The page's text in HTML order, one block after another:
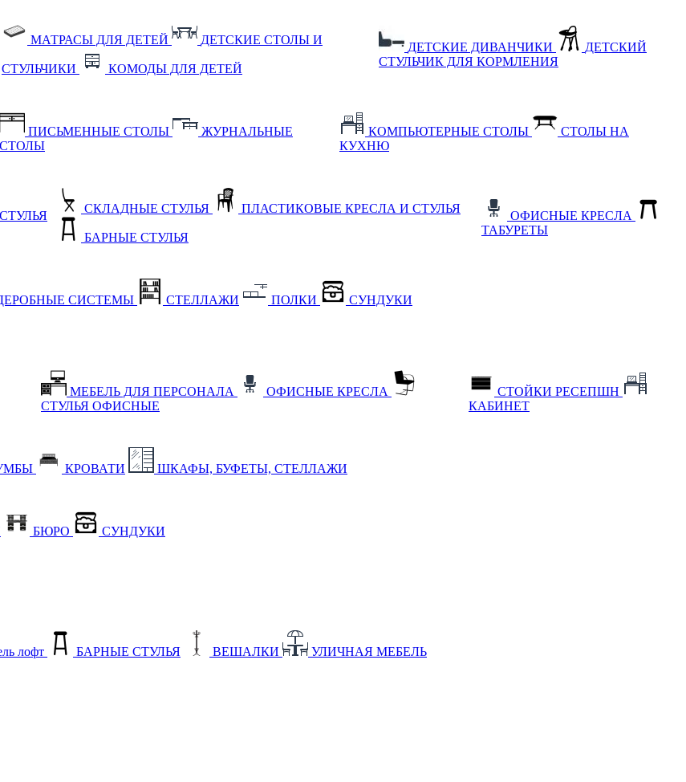
МАТРАСЫ ДЛЯ ДЕТЕЙ ДЕТСКИЕ СТОЛЫ И
СТУЛЬЧИКИ КОМОДЫ ДЛЯ ДЕТЕЙ
ДЕТСКИЕ ДИВАНЧИКИ
ДЕТСКИЙ
СТУЛЬЧИК ДЛЯ КОРМЛЕНИЯ
ПИСЬМЕННЫЕ СТОЛЫ
ЖУРНАЛЬНЫЕ
СТОЛЫ
КОМПЬЮТЕРНЫЕ СТОЛЫ
СТОЛЫ НА
КУХНЮ
СТУЛЬЯ
СКЛАДНЫЕ СТУЛЬЯ ПЛАСТИКОВЫЕ КРЕСЛА И СТУЛЬЯ
БАРНЫЕ СТУЛЬЯ
ОФИСНЫЕ КРЕСЛА
ТАБУРЕТЫ
СИСТЕМЫ СТЕЛЛАЖИ ПОЛКИ СУНДУКИ
МЕБЕЛЬ ДЛЯ ПЕРСОНАЛА
ОФИСНЫЕ КРЕСЛА
СТУЛЬЯ ОФИСНЫЕ
СТОЙКИ РЕСЕПШН
КАБИНЕТ
КРОВАТИ ШКАФЫ, БУФЕТЫ, СТЕЛЛАЖИ
БЮРО СУНДУКИ
лофт БАРНЫЕ СТУЛЬЯ ВЕШАЛКИ УЛИЧНАЯ МЕБЕЛЬ